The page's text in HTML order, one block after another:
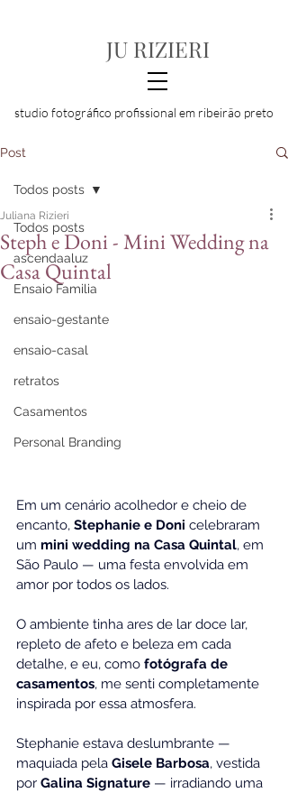
JU RIZIERI
studio fotográfico profissional em ribeirão preto
Post
Todos posts
ascendaaluz
Ensaio Familia
ensaio-gestante
ensaio-casal
retratos
Casamentos
Personal Branding
Todos posts
Steph e Doni - Mini Wedding na
Casa Quintal
Juliana Rizieri
Em um cenário acolhedor e cheio de
encanto, Stephanie e Doni celebraram
um mini wedding na Casa Quintal, em
São Paulo — uma festa envolvida em
amor por todos os lados.
O ambiente tinha ares de lar doce lar,
repleto de afeto e beleza em cada
detalhe, e eu, como fotógrafa de
casamentos, me senti completamente
inspirada por essa atmosfera.
Stephanie estava deslumbrante —
maquiada pela Gisele Barbosa, vestida
por Galina Signature — irradiando uma